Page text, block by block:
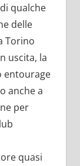
qualche
delle
Torino
uscita, la
entourage
anche a
per
quasi